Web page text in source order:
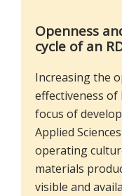
Openness
cycle of an
Increasing the
effectiveness of
focus of
Applied
operating
materials
visible and